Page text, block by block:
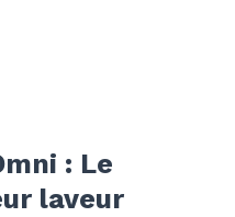
: Le
laveur